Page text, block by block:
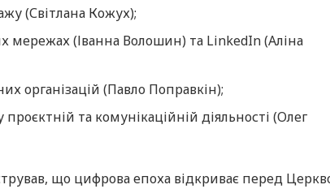
(Світлана Кожух);
мережах (Іванна Волошин) та LinkedIn (Аліна
організацій (Павло Поправкін);
та комунікаційній діяльності (Олег
що цифрова епоха відкриває перед